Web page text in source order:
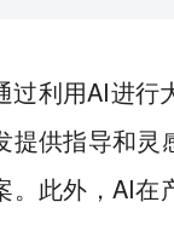
过利用AI进行
提供指导和灵
此外， AI在